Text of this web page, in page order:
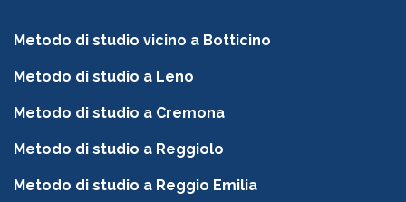
Metodo di studio vicino a Botticino
Metodo di studio a Leno
Metodo di studio a Cremona
Metodo di studio a Reggiolo
Metodo di studio a Reggio Emilia